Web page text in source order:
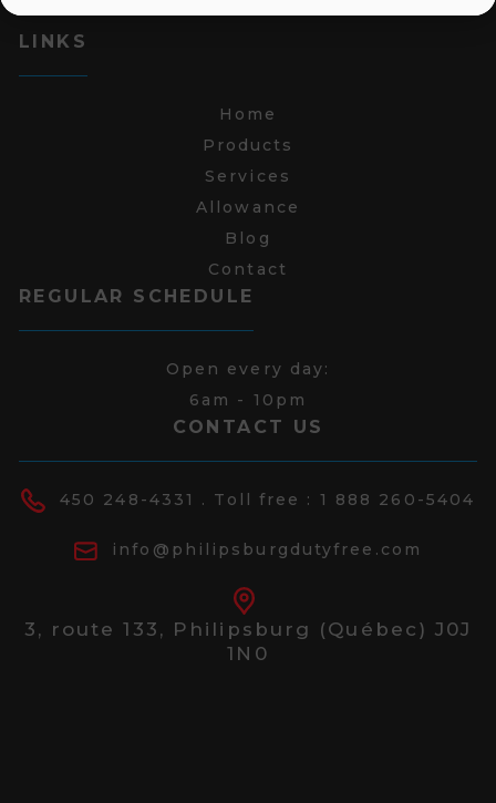
LINKS
Home
Products
Services
Allowance
Blog
Contact
REGULAR SCHEDULE
Open every day:
6am - 10pm
CONTACT US
450 248-4331 . Toll free : 1 888 260-5404
info@philipsburgdutyfree.com
3, route 133, Philipsburg (Québec) J0J
1N0